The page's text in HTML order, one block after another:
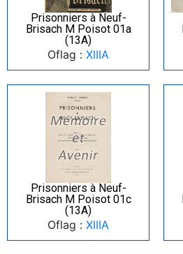
Prisonniers à Neuf-
Brisach M Poisot 01a
(13A)
Oflag : XIIIA
Prisonniers à Neuf-
Brisach M Poisot 01c
(13A)
Oflag : XIIIA